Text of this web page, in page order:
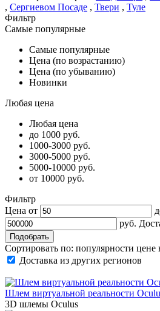
, Сергиевом Посаде , Твери , Туле
Фильтр
Самые популярные
Самые популярные
Цена (по возрастанию)
Цена (по убыванию)
Новинки
Любая цена
Любая цена
до 1000 руб.
1000-3000 руб.
3000-5000 руб.
5000-10000 руб.
от 10000 руб.
Фильтр
Цена от
руб.
Сортировать по: популярности цене
Доставка из других регионов
Шлем виртуальной реальности
3D шлемы Oculus